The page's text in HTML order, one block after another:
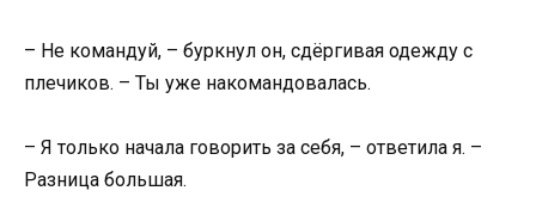
– Не командуй, – буркнул он, сдёргивая одежду с
плечиков. – Ты уже накомандовалась.
– Я только начала говорить за себя, – ответила я. –
Разница большая.